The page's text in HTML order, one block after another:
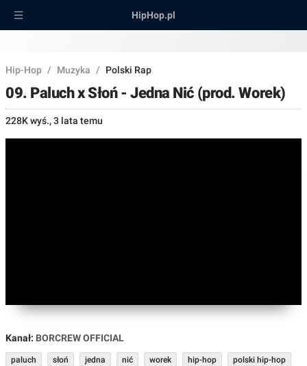
HipHop.pl
Hip-Hop / Muzyka / Polski Rap
09. Paluch x Słoń - Jedna Nić (prod. Worek)
228K wyś.,3 lata temu
Kanał: BORCREW OFFICIAL
paluch słoń jedna nić worek hip-hop polski hip-hop